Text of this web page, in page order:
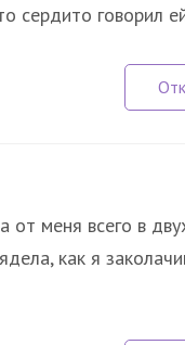
сердито говорил
от меня всего в
как я